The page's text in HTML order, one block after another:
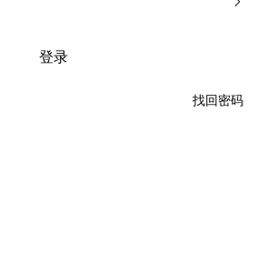
登录
找回密码